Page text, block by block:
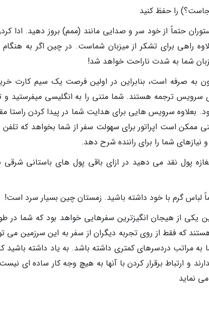
حتماً از خود سر و صدایی مانند (ممم) بروز دهید. ادا
راهی برای تشکر از میزبان شماست. در چین اگر به
شما به شدت ناراحت خواهد شد!
به صرفه است، بنابراین در اولین فرصت یک سیم کارت
سرویس ترجمه هستند. شما متنی را به انگلیسی میفرستید
بعلاوه سرویس هایی برای هدایت شما در پیدا کردن راستا
است اپراتور برای سهولت سفر از شما بخواهد که تلفن
شما را برای راننده شرح دهد.
پول نقد می دهید در ازای باقی پول های باستانی شرقی
لباس گرم با خود داشته باشید. زمستان چین بسیار سرد است!
یکی از هیجان انگیزترین سفرهایی خواهد بود که شما در
که فقط از روی تجربه دیگران از سفر به این سرزمین می
دردسرهای کمتری داشته باشد. به یاد داشته باشید
و ارتباط برقرار کردن با آنها به هیچ وجه کار ساده ای
نماید